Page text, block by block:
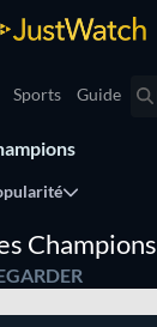
Sports Guide
Champions